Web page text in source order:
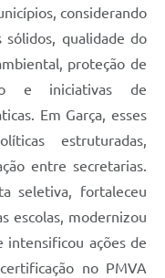
considerando
qualidade do
proteção de
e iniciativas de
Em Garça, esses
estruturadas,
entre secretarias.
seletiva, fortaleceu
escolas, modernizou
intensificou ações de
no PMVA